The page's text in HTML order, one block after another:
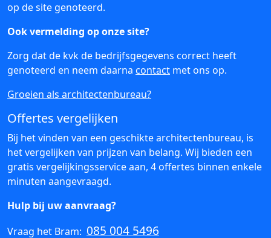
op de site genoteerd.
Ook vermelding op onze site?
Zorg dat de kvk de bedrijfsgegevens correct heeft
genoteerd en neem daarna contact met ons op.
Groeien als architectenbureau?
Offertes vergelijken
Bij het vinden van een geschikte architectenbureau, is
het vergelijken van prijzen van belang. Wij bieden een
gratis vergelijkingsservice aan, 4 offertes binnen enkele
minuten aangevraagd.
Hulp bij uw aanvraag?
Vraag het Bram: 085 004 5496